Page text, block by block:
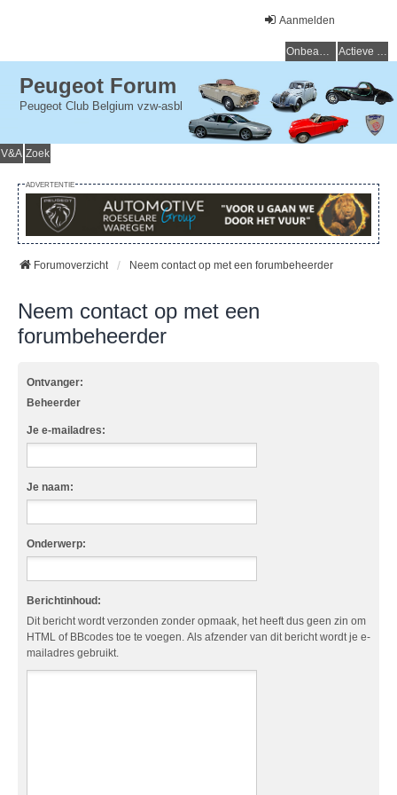
Aanmelden
Onbeantwoorde onderwerpen Actieve onderwerpen
Peugeot Forum
Peugeot Club Belgium vzw-asbl
V&A Zoek
ADVERTENTIE
Forumoverzicht Neem contact op met een forumbeheerder
Neem contact op met een
forumbeheerder
Ontvanger:
Beheerder
Je e-mailadres:
Je naam:
Onderwerp:
Berichtinhoud:
Dit bericht wordt verzonden zonder opmaak, het heeft dus geen zin om
HTML of BBcodes toe te voegen. Als afzender van dit bericht wordt je e-
mailadres gebruikt.